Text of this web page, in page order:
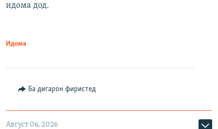
идома дод.
Идома
Ба дигарон фиристед
Август 06, 2026